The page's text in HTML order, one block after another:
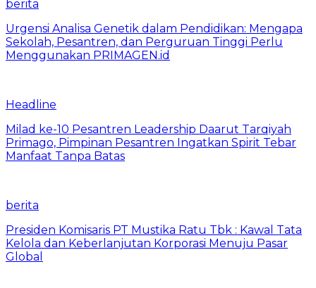
berita
Urgensi Analisa Genetik dalam Pendidikan: Mengapa
Sekolah, Pesantren, dan Perguruan Tinggi Perlu
Menggunakan PRIMAGEN.id
Headline
Milad ke-10 Pesantren Leadership Daarut Tarqiyah
Primago, Pimpinan Pesantren Ingatkan Spirit Tebar
Manfaat Tanpa Batas
berita
Presiden Komisaris PT Mustika Ratu Tbk : Kawal Tata
Kelola dan Keberlanjutan Korporasi Menuju Pasar
Global